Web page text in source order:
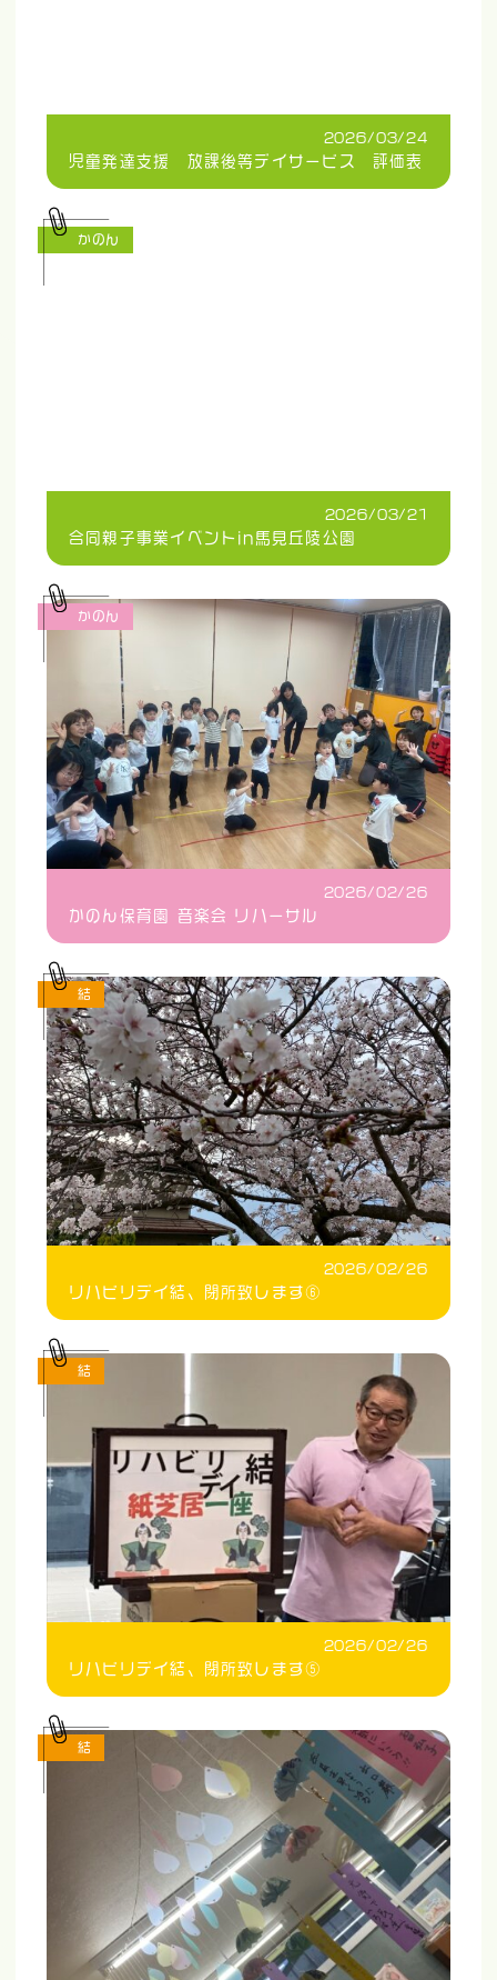
2026/03/24
児童発達支援 放課後等デイサービス 評価表
2026/03/21
合同親子事業イベントin馬見丘陵公園
かのん
2026/02/26
かのん保育園 音楽会 リハーサル
かのん
2026/02/26
リハビリデイ結、閉所致します⑥
結
2026/02/26
リハビリデイ結、閉所致します⑤
結
結